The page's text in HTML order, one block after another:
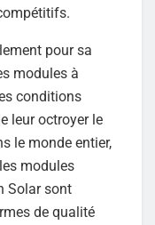
pour sa
modules à
conditions
leur octroyer le
le monde entier,
modules
Solar sont
de qualité